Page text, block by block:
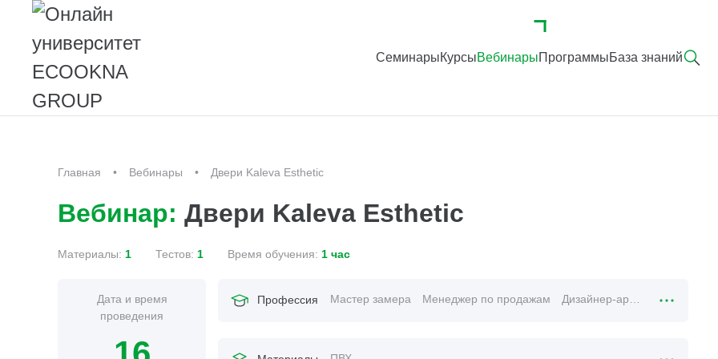
СеминарыКурсыВебинарыПрограммыБаза знаний
Главная Вебинары Двери Kaleva Esthetic
Вебинар: Двери Kaleva Esthetic
Материалы: 1 Тестов: 1 Время обучения: 1 час
Дата и время
проведения
Профессия Мастер замера Менеджер по продажам Дизайнер-архитектор